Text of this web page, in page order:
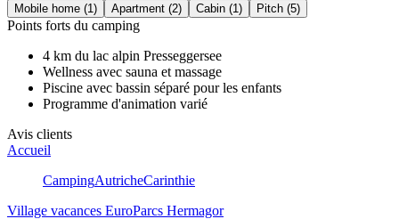
Mobile home (1) Apartment (2) Cabin (1) Pitch (5)
Points forts du camping
4 km du lac alpin Presseggersee
Wellness avec sauna et massage
Piscine avec bassin séparé pour les enfants
Programme d'animation varié
Avis clients
Accueil
CampingAutricheCarinthie
Village vacances EuroParcs Hermagor